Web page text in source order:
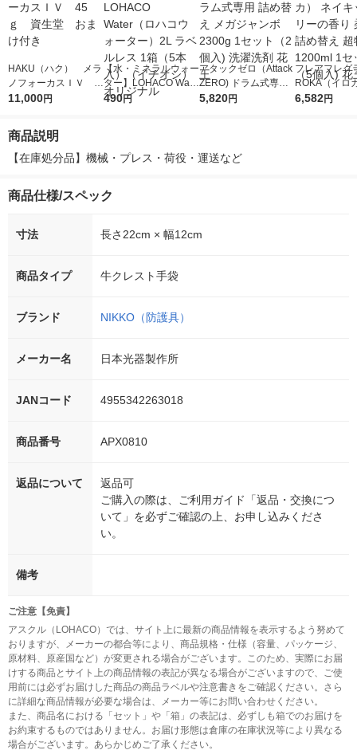
HAKU（ハク） メラ
ノフォーカスＩＶ 4
5ｇ 資生堂 おまけ
11,000円
【水・ミネラルウォー
ター】LOHACO Wate
r（ロハコウォータ
490円
アタックゼロ（Attack
ZERO) ドラム式専用
詰め替え メガジャン
5,820円
フレアフレグ
ROKA（イロ
イキッドリリ
6,582円
商品説明
【在庫処分品】機械・プレス・荷役・運送など
商品仕様/スペック
寸法 長さ22cm × 幅12cm
商品タイプ 牛クレスト手袋
ブランド NIKKO（防護具）
メーカー名 日本光器製作所
JANコード 4955342263018
商品番号 APX0810
返品について
返品可
ご購入の際は、ご利用ガイド「返品・交換につ
いて」を必ずご確認の上、お申し込みくださ
い。
備考
ご注意【免責】
アスクル（LOHACO）では、サイト上に最新の商品情報を表示するよう努めて
おりますが、メーカーの都合等により、商品規格・仕様（容量、パッケージ、
原材料、原産国など）が変更される場合がございます。このため、実際にお届
けする商品とサイト上の商品情報の表記が異なる場合がございますので、ご使
用前には必ずお届けした商品の商品ラベルや注意書きをご確認ください。さら
に詳細な商品情報が必要な場合は、メーカー等にお問い合わせください。
また、商品名における「セット」や「箱」の表記は、必ずしも箱でのお届けを
お約束するものではありません。お届け形態は倉庫の在庫状況等により異なる
場合がございます。あらかじめご了承ください。